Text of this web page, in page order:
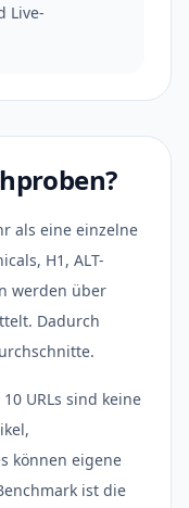
Live-
als eine einzelne
H1, ALT-
werden über
Dadurch
URLs sind keine
können eigene
ist die